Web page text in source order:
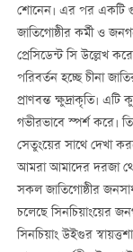
শোনেন। এর পর একটি
জাতিগোষ্ঠীর কর্মী ও
প্রেসিডেন্ট সি উল্লেখ
পরিবর্তন হচ্ছে চীনা
প্রাণবন্ত ক্ষুদ্রাকৃতি।
গভীরভাবে স্পর্শ করে।
সেতুংয়ের সাথে দেখা
আমরা আমাদের দরজা
সকল জাতিগোষ্ঠীর
চলেছে সিনচিয়াংয়ের
সিনচিয়াং উইগুর